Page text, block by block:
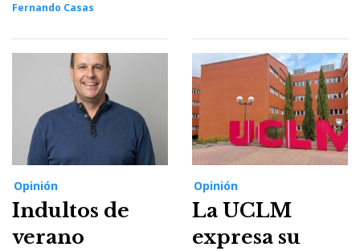
Fernando Casas
Opinión
Indultos de
verano
Opinión
La UCLM
expresa su